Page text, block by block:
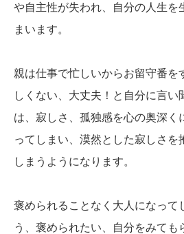
や自主性が失われ、自分の人生を
まいます。
親は仕事で忙しいからお留守番を
しくない、大丈夫！と自分に言い
は、寂しさ、孤独感を心の奥深く
ってしまい、漠然とした寂しさを
しまうようになります。
褒められることなく大人になって
う、褒められたい、自分をみても